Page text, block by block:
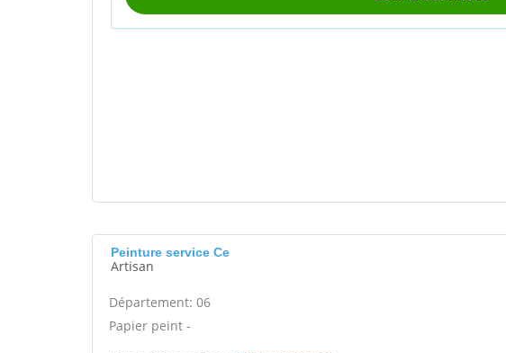
Peinture service Ce
Artisan
Département: 06
Papier peint -